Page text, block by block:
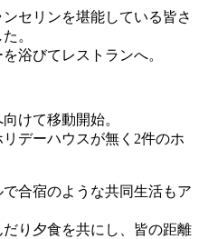
セリンを堪能している皆さ
。
浴びてレストランへ。
けて移動開始。
デーハウスが無く2件のホ
合宿のような共同生活もア
り夕食を共にし、皆の距離